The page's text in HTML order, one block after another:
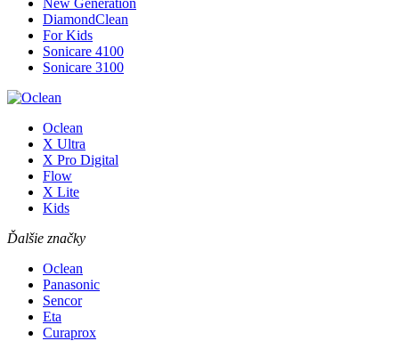
New Generation
DiamondClean
For Kids
Sonicare 4100
Sonicare 3100
Oclean
X Ultra
X Pro Digital
Flow
X Lite
Kids
Ďalšie značky
Oclean
Panasonic
Sencor
Eta
Curaprox